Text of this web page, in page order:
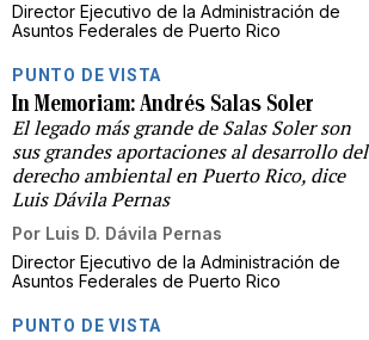
Director Ejecutivo de la Administración de
Asuntos Federales de Puerto Rico
PUNTO DE VISTA
In Memoriam: Andrés Salas Soler
El legado más grande de Salas Soler son
sus grandes aportaciones al desarrollo del
derecho ambiental en Puerto Rico, dice
Luis Dávila Pernas
Por Luis D. Dávila Pernas
Director Ejecutivo de la Administración de
Asuntos Federales de Puerto Rico
PUNTO DE VISTA